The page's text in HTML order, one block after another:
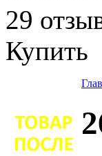
Купить